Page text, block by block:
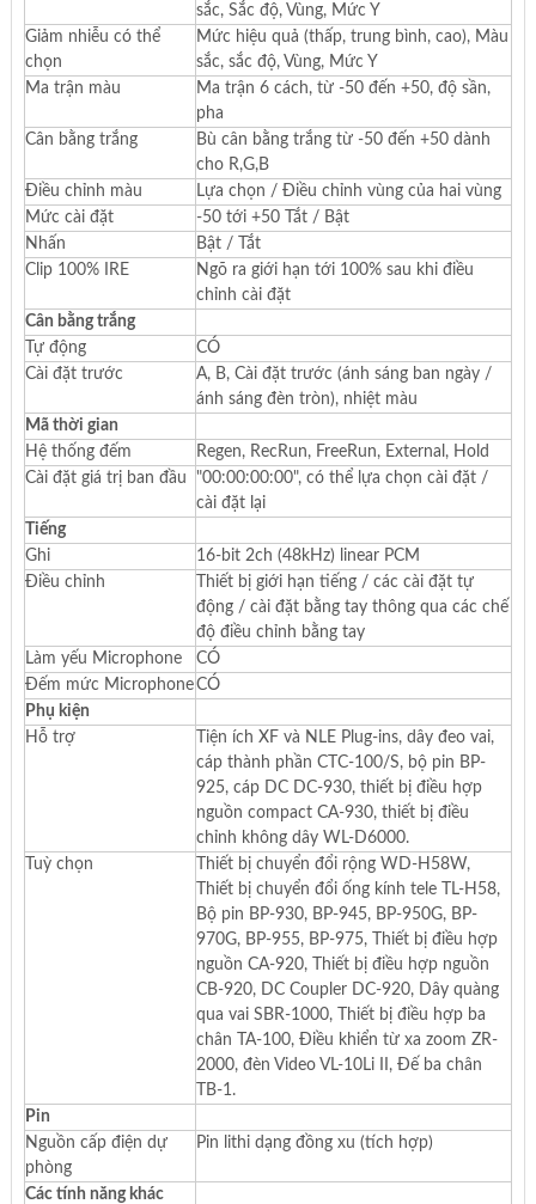
sắc, Sắc độ, Vùng, Mức Y
Giảm nhiễu có thể
chọn
Mức hiệu quả (thấp, trung bình, cao), Màu
sắc, sắc độ, Vùng, Mức Y
Ma trận màu
Ma trận 6 cách, từ -50 đến +50, độ sần,
pha
Cân bằng trắng
Bù cân bằng trắng từ -50 đến +50 dành
cho R,G,B
Điều chỉnh màu
Lựa chọn / Điều chỉnh vùng của hai vùng
Mức cài đặt
-50 tới +50 Tắt / Bật
Nhấn
Bật / Tắt
Clip 100% IRE
Ngõ ra giới hạn tới 100% sau khi điều
chỉnh cài đặt
Cân bằng trắng
Tự động
CÓ
Cài đặt trước
A, B, Cài đặt trước (ánh sáng ban ngày /
ánh sáng đèn tròn), nhiệt màu
Mã thời gian
Hệ thống đếm
Regen, RecRun, FreeRun, External, Hold
Cài đặt giá trị ban đầu
"00:00:00:00", có thể lựa chọn cài đặt /
cài đặt lại
Tiếng
Ghi
16-bit 2ch (48kHz) linear PCM
Điều chỉnh
Thiết bị giới hạn tiếng / các cài đặt tự
động / cài đặt bằng tay thông qua các chế
độ điều chỉnh bằng tay
Làm yếu Microphone
CÓ
Đếm mức MicrophoneCÓ
Phụ kiện
Hỗ trợ
Tiện ích XF và NLE Plug-ins, dây đeo vai,
cáp thành phần CTC-100/S, bộ pin BP-
925, cáp DC DC-930, thiết bị điều hợp
nguồn compact CA-930, thiết bị điều
chỉnh không dây WL-D6000.
Tuỳ chọn
Thiết bị chuyển đổi rộng WD-H58W,
Thiết bị chuyển đổi ống kính tele TL-H58,
Bộ pin BP-930, BP-945, BP-950G, BP-
970G, BP-955, BP-975, Thiết bị điều hợp
nguồn CA-920, Thiết bị điều hợp nguồn
CB-920, DC Coupler DC-920, Dây quàng
qua vai SBR-1000, Thiết bị điều hợp ba
chân TA-100, Điều khiển từ xa zoom ZR-
2000, đèn Video VL-10Li II, Đế ba chân
TB-1.
Pin
Nguồn cấp điện dự
phòng
Pin lithi dạng đồng xu (tích hợp)
Các tính năng khác